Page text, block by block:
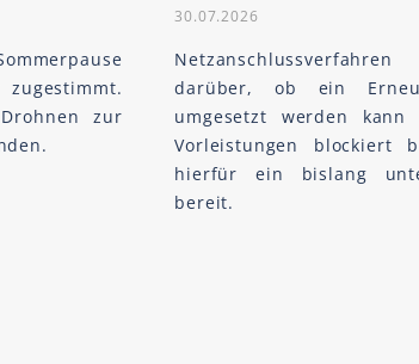
zur
30.07.2026
darüber, ob ein
umgesetzt werden
Vorleistungen blockiert
hierfür ein bislang
bereit.